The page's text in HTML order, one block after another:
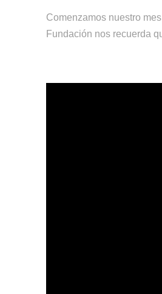
Comenzamos nuestro
Fundación nos recuerda